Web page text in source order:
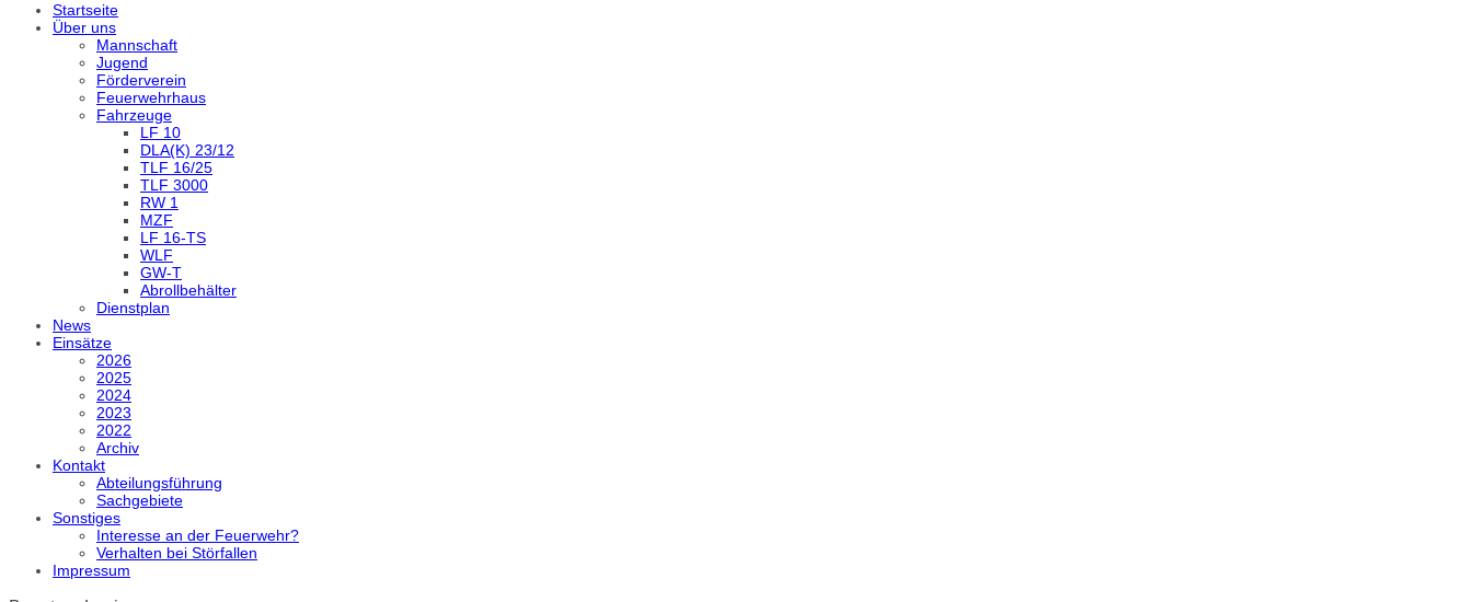
Startseite
Über uns
Mannschaft
Jugend
Förderverein
Feuerwehrhaus
Fahrzeuge
LF 10
DLA(K) 23/12
TLF 16/25
TLF 3000
RW 1
MZF
LF 16-TS
WLF
GW-T
Abrollbehälter
Dienstplan
News
Einsätze
2026
2025
2024
2023
2022
Archiv
Kontakt
Abteilungsführung
Sachgebiete
Sonstiges
Interesse an der Feuerwehr?
Verhalten bei Störfallen
Impressum